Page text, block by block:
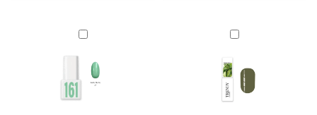
Nautical
161
JZ
Nails
Group
ml
Nail
polish
green”
Trendy
nails
8